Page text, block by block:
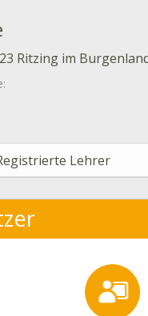
Ritzing im
Lehrer